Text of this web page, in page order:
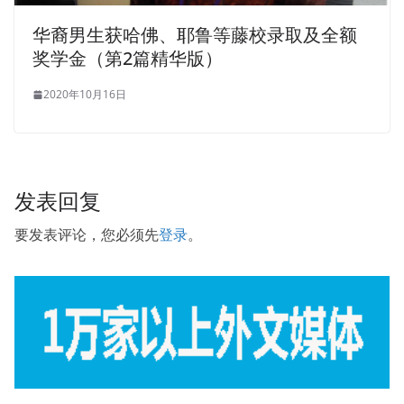
华裔男生获哈佛、耶鲁等藤校录取及全额
奖学金（第2篇精华版）
2020年10月16日
发表回复
要发表评论，您必须先登录。